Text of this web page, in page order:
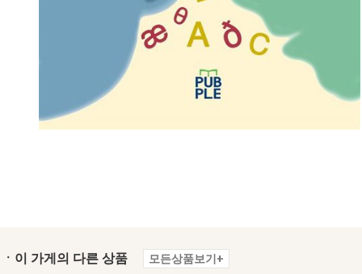
ㆍ이 가게의 다른 상품 모든상품보기+